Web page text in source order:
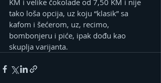
tako loša opcija, uz koju “klasik” sa
kafom i šećerom, uz, recimo,
bombonjeru i piće, ipak dođu kao
skuplja varijanta.